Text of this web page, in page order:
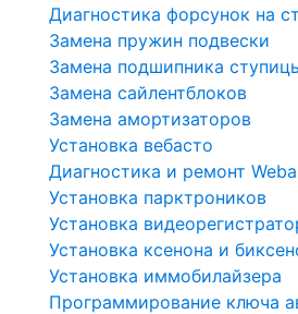
Диагностика форсунок на
Замена пружин подвески
Замена подшипника
Замена сайлентблоков
Замена амортизаторов
Установка вебасто
Диагностика и ремонт
Установка парктроников
Установка
Установка ксенона и
Установка иммобилайзера
Программирование ключа